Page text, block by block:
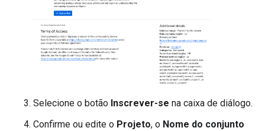
Selecione o botão Inscrever-se na caixa de diálogo.
Confirme ou edite o Projeto, o Nome do conjunto